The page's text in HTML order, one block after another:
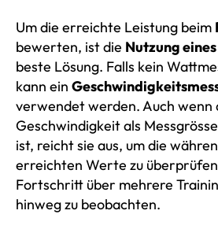
Um die erreichte Leistung beim
bewerten, ist die Nutzung
beste Lösung. Falls kein
kann ein
verwendet werden. Auch wenn
Geschwindigkeit als
ist, reicht sie aus, um die
erreichten Werte zu
Fortschritt über mehrere
hinweg zu beobachten.